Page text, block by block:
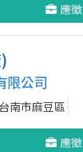
應徵
限公司
台南市麻豆區
應徵